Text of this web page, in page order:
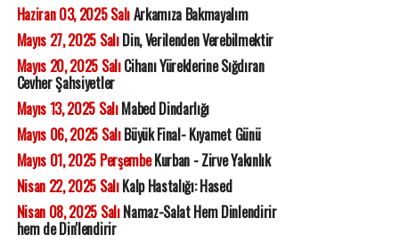
Haziran 03, 2025 SalıArkamıza Bakmayalım
Mayıs 27, 2025 SalıDin, Verilenden Verebilmektir
Mayıs 20, 2025 SalıCihanı Yüreklerine Sığdıran
Cevher Şahsiyetler
Mayıs 13, 2025 SalıMabed Dindarlığı
Mayıs 06, 2025 SalıBüyük Final- Kıyamet Günü
Mayıs 01, 2025 PerşembeKurban - Zirve Yakınlık
Nisan 22, 2025 SalıKalp Hastalığı: Hased
Nisan 08, 2025 SalıNamaz-Salat Hem Dinlendirir
hem de Din'lendirir